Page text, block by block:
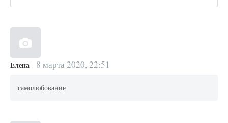
Елена 8 марта 2020, 22:51
самолюбование